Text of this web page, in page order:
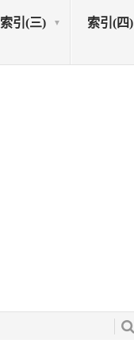
索引(三) 索引(四)